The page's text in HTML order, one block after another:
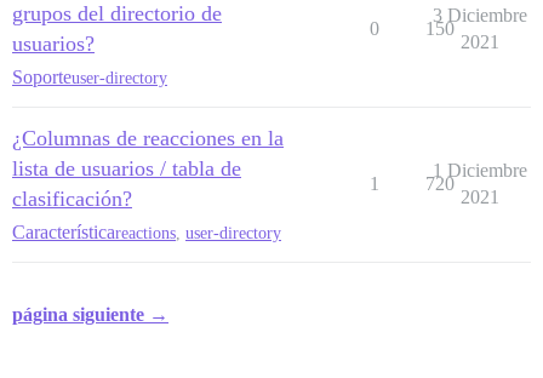
grupos del directorio de
usuarios?
Soporteuser-directory
0 150
3 Diciembre
2021
¿Columnas de reacciones en la
lista de usuarios / tabla de
clasificación?
Característicareactions user-directory
1 720
1 Diciembre
2021
página siguiente →